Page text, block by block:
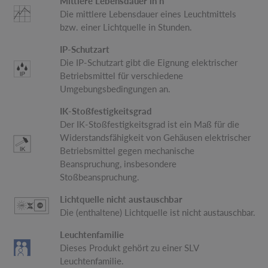
Die mittlere Lebensdauer eines Leuchtmittels
bzw. einer Lichtquelle in Stunden.
IP-Schutzart
Die IP-Schutzart gibt die Eignung elektrischer
Betriebsmittel für verschiedene
Umgebungsbedingungen an.
IK-Stoßfestigkeitsgrad
Der IK-Stoßfestigkeitsgrad ist ein Maß für die
Widerstandsfähigkeit von Gehäusen elektrischer
Betriebsmittel gegen mechanische
Beanspruchung, insbesondere
Stoßbeanspruchung.
Lichtquelle nicht austauschbar
Die (enthaltene) Lichtquelle ist nicht austauschbar.
Leuchtenfamilie
Dieses Produkt gehört zu einer SLV
Leuchtenfamilie.